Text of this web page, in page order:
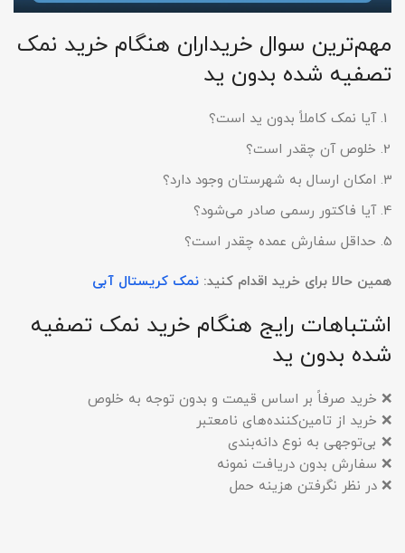
مهم‌ترین سوال خریداران هنگام خرید نمک
تصفیه شده بدون ید
آیا نمک کاملاً بدون ید است؟
خلوص آن چقدر است؟
امکان ارسال به شهرستان وجود دارد؟
آیا فاکتور رسمی صادر می‌شود؟
حداقل سفارش عمده چقدر است؟
همین حالا برای خرید اقدام کنید: نمک کریستال آبی
اشتباهات رایج هنگام خرید نمک تصفیه
شده بدون ید
❌ خرید صرفاً بر اساس قیمت و بدون توجه به خلوص
❌ خرید از تامین‌کننده‌های نامعتبر
❌ بی‌توجهی به نوع دانه‌بندی
❌ سفارش بدون دریافت نمونه
❌ در نظر نگرفتن هزینه حمل